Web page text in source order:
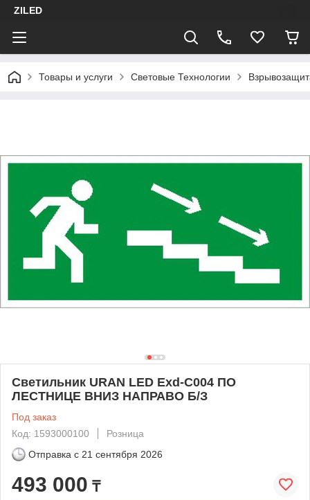
ZILED
Товары и услуги Световые Технологии
Светильник URAN LED Exd-С004 ПО
ЛЕСТНИЦЕ ВНИЗ НАПРАВО Б/З
Под заказ
Код: 1593000100
Розница
Отправка с 21 сентября 2026
493 000 ₸